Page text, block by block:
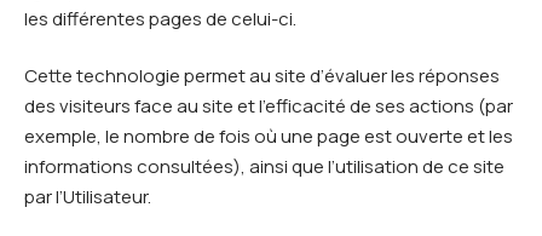
les différentes pages de celui-ci.
Cette technologie permet au site d’évaluer les réponses
des visiteurs face au site et l’efficacité de ses actions (par
exemple, le nombre de fois où une page est ouverte et les
informations consultées), ainsi que l’utilisation de ce site
par l’Utilisateur.